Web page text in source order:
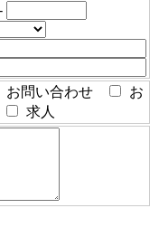
お問い合わせ
お
求人